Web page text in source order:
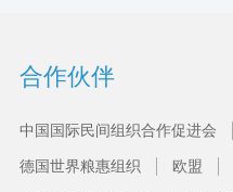
合作伙伴
中国国际民间组织合作促进会
德国世界粮惠组织 欧盟